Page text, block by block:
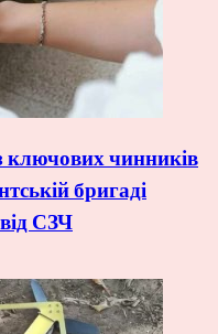
ключових чинників
бригаді
СЗЧ